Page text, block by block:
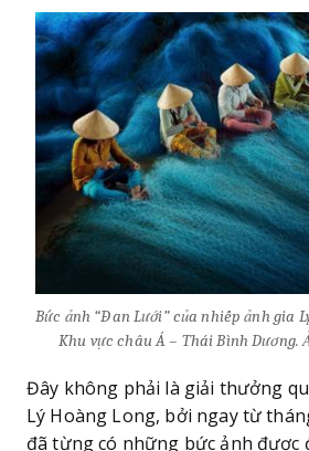
Bức ảnh “Đan Lưới” của nhiếp ảnh gia
Khu vực châu Á – Thái Bình Dương.
Đây không phải là giải thưởng
Lý Hoàng Long, bởi ngay từ
đã từng có những bức ảnh được